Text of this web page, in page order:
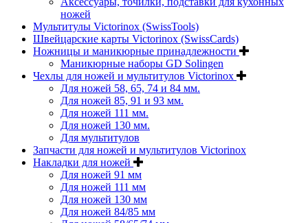
ножей
Мультитулы Victorinox (SwissTools)
Швейцарские карты Victorinox (SwissCards)
Ножницы и маникюрные принадлежности
Маникюрные наборы GD Solingen
Чехлы для ножей и мультитулов Victorinox
Для ножей 58, 65, 74 и 84 мм.
Для ножей 85, 91 и 93 мм.
Для ножей 111 мм.
Для ножей 130 мм.
Для мультитулов
Запчасти для ножей и мультитулов Victorinox
Накладки для ножей
Для ножей 91 мм
Для ножей 111 мм
Для ножей 130 мм
Для ножей 84/85 мм